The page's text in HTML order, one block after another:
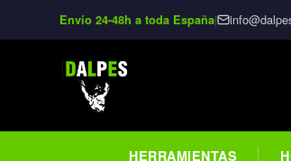
Envío 24-48h a toda España|
HERRAMIENTAS